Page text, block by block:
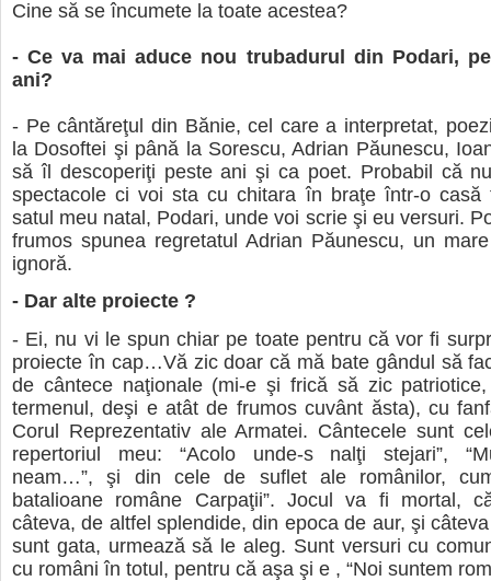
Cine să se încumete la toate acestea?
- Ce va mai aduce nou trubadurul din Podari,
ani?
- Pe cântăreţul din Bănie, cel care a interpretat,
la Dosoftei şi până la Sorescu, Adrian Păunescu,
să îl descoperiţi peste ani şi ca poet. Probabil că
spectacole ci voi sta cu chitara în braţe într-o casă
satul meu natal, Podari, unde voi scrie şi eu versuri.
frumos spunea regretatul Adrian Păunescu, un
ignoră.
- Dar alte proiecte ?
- Ei, nu vi le spun chiar pe toate pentru că vor fi
proiecte în cap…Vă zic doar că mă bate gândul să
de cântece naţionale (mi-e şi frică să zic
termenul, deşi e atât de frumos cuvânt ăsta), cu
Corul Reprezentativ ale Armatei. Cântecele sunt
repertoriul meu: “Acolo unde-s nalţi stejari”,
neam…”, şi din cele de suflet ale românilor,
batalioane române Carpaţii”. Jocul va fi mortal,
câteva, de altfel splendide, din epoca de aur, şi
sunt gata, urmează să le aleg. Sunt versuri cu
cu români în totul, pentru că aşa şi e , “Noi suntem